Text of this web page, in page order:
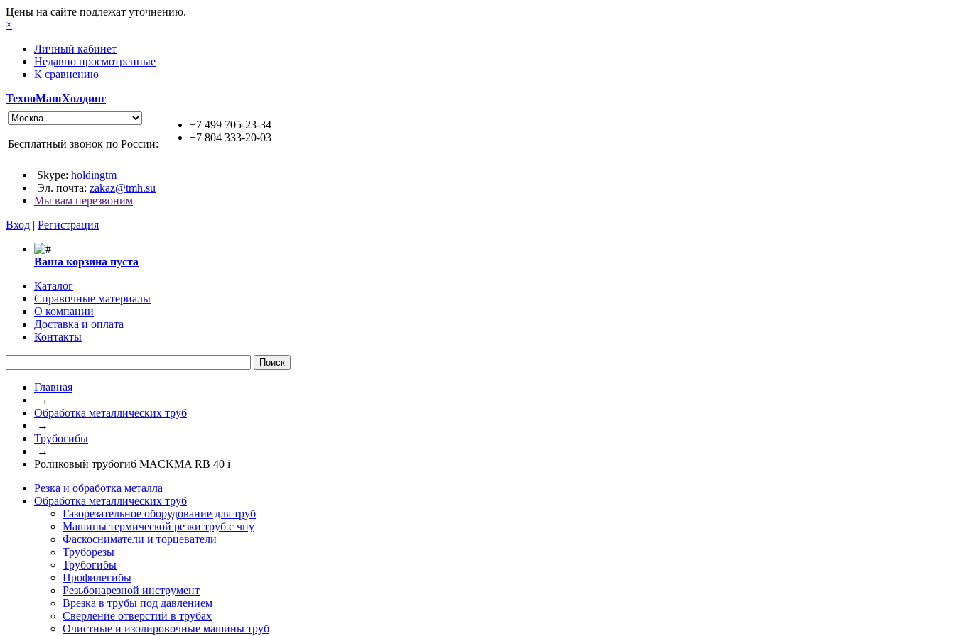
Цены на сайте подлежат уточнению.
×
Личный кабинет
Недавно просмотренные
К сравнению
ТехноМашХолдинг
+7 499 705-23-34
+7 804 333-20-03
Бесплатный звонок по России:
Skype: holdingtm
Эл. почта: zakaz@tmh.su
Мы вам перезвоним
Вход | Регистрация
Ваша корзина пуста
Каталог
Справочные материалы
О компании
Доставка и оплата
Контакты
Главная
→
Обработка металлических труб
→
Трубогибы
→
Роликовый трубогиб MACKMA RB 40 i
Резка и обработка металла
Обработка металлических труб
Газорезательное оборудование для труб
Машины термической резки труб с чпу
Фаскосниматели и торцеватели
Труборезы
Трубогибы
Профилегибы
Резьбонарезной инструмент
Врезка в трубы под давлением
Сверление отверстий в трубах
Очистные и изолировочные машины труб